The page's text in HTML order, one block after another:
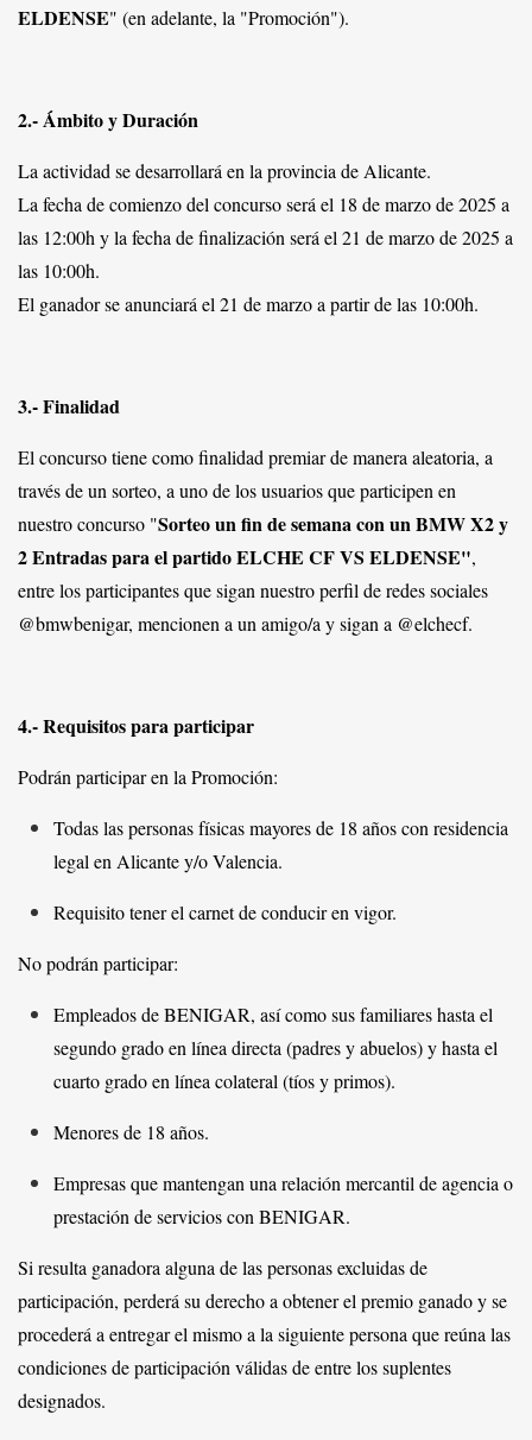
ELDENSE" (en adelante, la "Promoción").
2.- Ámbito y Duración
La actividad se desarrollará en la provincia de Alicante.
La fecha de comienzo del concurso será el 18 de marzo de 2025 a
las 12:00h y la fecha de finalización será el 21 de marzo de 2025 a
las 10:00h.
El ganador se anunciará el 21 de marzo a partir de las 10:00h.
3.- Finalidad
El concurso tiene como finalidad premiar de manera aleatoria, a
través de un sorteo, a uno de los usuarios que participen en
nuestro concurso "Sorteo un fin de semana con un BMW X2 y
2 Entradas para el partido ELCHE CF VS ELDENSE",
entre los participantes que sigan nuestro perfil de redes sociales
@bmwbenigar, mencionen a un amigo/a y sigan a @elchecf.
4.- Requisitos para participar
Podrán participar en la Promoción:
Todas las personas físicas mayores de 18 años con residencia
legal en Alicante y/o Valencia.
Requisito tener el carnet de conducir en vigor.
No podrán participar:
Empleados de BENIGAR, así como sus familiares hasta el
segundo grado en línea directa (padres y abuelos) y hasta el
cuarto grado en línea colateral (tíos y primos).
Menores de 18 años.
Empresas que mantengan una relación mercantil de agencia o
prestación de servicios con BENIGAR.
Si resulta ganadora alguna de las personas excluidas de
participación, perderá su derecho a obtener el premio ganado y se
procederá a entregar el mismo a la siguiente persona que reúna las
condiciones de participación válidas de entre los suplentes
designados.